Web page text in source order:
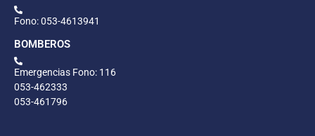
Fono: 053-4613941
BOMBEROS
Emergencias Fono: 116
053-462333
053-461796